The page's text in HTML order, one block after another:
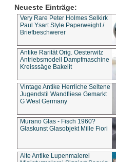
Neueste Einträge:
Very Rare Peter Holmes Selkirk
Paul Ysart Style Paperweight /
Briefbeschwerer
Antike Rarität Orig. Oesterwitz
Antriebsmodell Dampfmaschine
Kreisssäge Bakelit
Vintage Antike Herrliche Seltene
Jugendstil Wandfliese Gemarkt
G West Germany
Murano Glas - Fisch 1960?
Glaskunst Glasobjekt Mille Fiori
Alte Antike Lupenmalerei